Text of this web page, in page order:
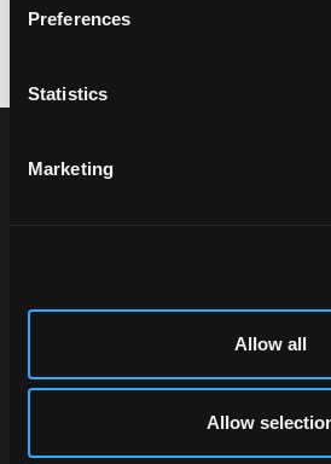
Preferences
Statistics
Marketing
Allow all
Allow
Ознакомьтесь с
выберите подходящее